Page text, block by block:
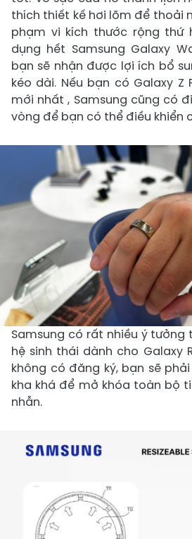
thích thiết kế hơi lõm để thoải
phạm vi kích thước rộng thứ
dụng hết Samsung Galaxy
bạn sẽ nhận được lợi ích bổ
kéo dài. Nếu bạn có Galaxy Z
mới nhất , Samsung cũng có
vòng để bạn có thể điều khiển
Samsung có rất nhiều ý
hệ sinh thái dành cho Galaxy
không có đăng ký, bạn sẽ
kha khá để mở khóa toàn bộ
nhẫn.